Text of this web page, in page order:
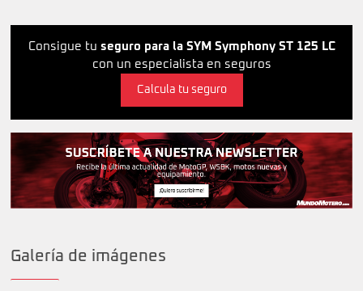
Consigue tu seguro para la SYM Symphony ST 125 LC
con un especialista en seguros
Calcula tu seguro
Galería de imágenes